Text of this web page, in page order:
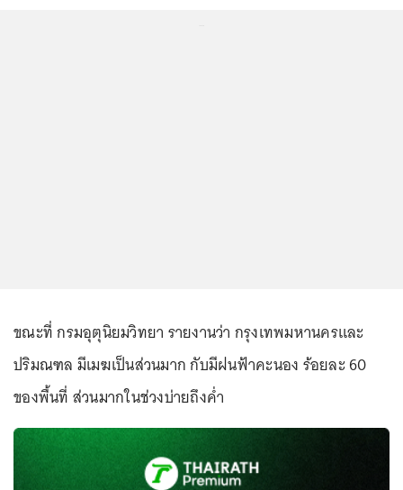
ขณะที่ กรมอุตุนิยมวิทยา รายงานว่า กรุงเทพมหานครและ
ปริมณฑล มีเมฆเป็นส่วนมาก กับมีฝนฟ้าคะนอง ร้อยละ 60
ของพื้นที่ ส่วนมากในช่วงบ่ายถึงค่ำ